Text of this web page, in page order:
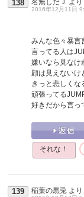
138 名無しだＪ より
2016年12月11日
みんな色々暴言
言ってる人は
嫌いなら見なけ
顔は見えない
きっと悲しくな
頑張ってる
好きだから言っ
それな！
139 稲葉の黒兎 より